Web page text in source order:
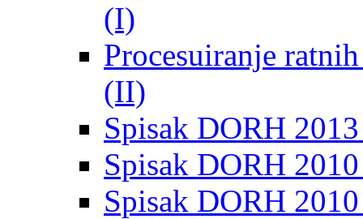
(I)
Procesuiranje
(II)
Spisak DORH
Spisak DORH
Spisak DORH